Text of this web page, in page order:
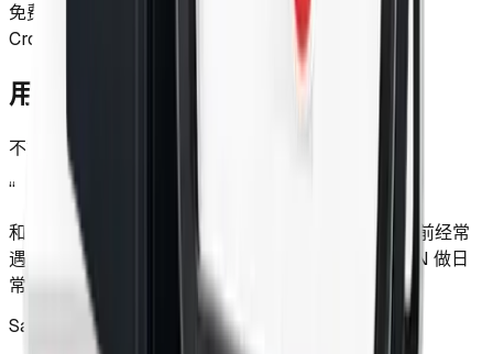
免费 VPN
不确定：配置和透明度参差不齐
CrowVPN
更清晰：以加密连接和可控体验为基础
用户对 CrowVPN 的评价
不妨了解其他用户对 CrowVPN 的评价如何！
“
和北美、欧洲的同事开例会、在 Slack 里丢链接，以前经常
遇到对方能打开、我这边预览失败。现在用 CrowVPN 做日
常联络，语音画质稳定不少。
Sarah Li